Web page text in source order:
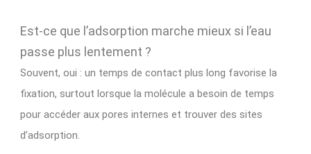
Est-ce que l’adsorption marche mieux si l’eau
passe plus lentement ?
Souvent, oui : un temps de contact plus long favorise la
fixation, surtout lorsque la molécule a besoin de temps
pour accéder aux pores internes et trouver des sites
d’adsorption.